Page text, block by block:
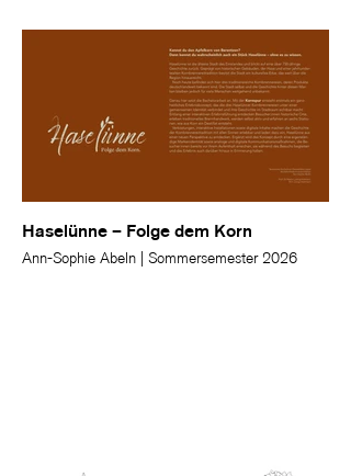
Haselünne – Folge dem Korn
Ann-Sophie Abeln | Sommersemester 2026